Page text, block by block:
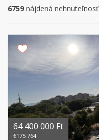
6759 nájdená nehnuteľnosť
64 400 000 Ft
€175 764